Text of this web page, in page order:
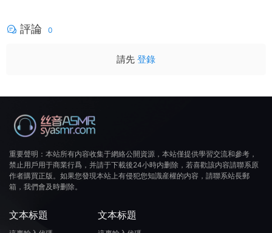
評論 0
請先 登錄
重要聲明：本站所有内容收集于網絡公開資源，本站僅提供學習交流和參考，
禁止用戶用于商業行爲，并請于下載後24小時内删除，若喜歡該内容請聯系原
作者購買正版。如果您發現本站上有侵犯您知識産權的内容，請聯系站長郵
箱，我們會及時删除。
文本标題 文本标題